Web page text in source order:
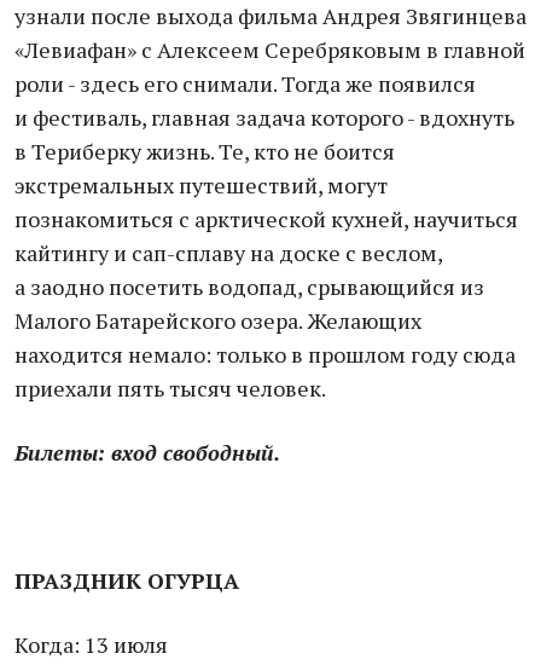
узнали после выхода фильма Андрея Звягинцева
«Левиафан» с Алексеем Серебряковым в главной
роли - здесь его снимали. Тогда же появился
и фестиваль, главная задача которого - вдохнуть
в Териберку жизнь. Те, кто не боится
экстремальных путешествий, могут
познакомиться с арктической кухней, научиться
кайтингу и сап-сплаву на доске с веслом,
а заодно посетить водопад, срывающийся из
Малого Батарейского озера. Желающих
находится немало: только в прошлом году сюда
приехали пять тысяч человек.
Билеты: вход свободный.
ПРАЗДНИК ОГУРЦА
Когда: 13 июля